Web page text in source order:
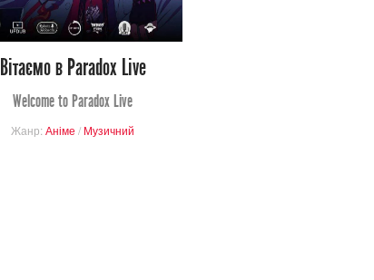
Вітаємо в Paradox Live
Welcome to Paradox Live
Жанр:Аніме / Музичний